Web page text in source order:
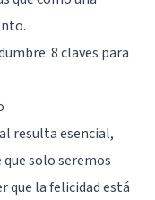
8 claves para
resulta esencial,
solo seremos
que la felicidad está